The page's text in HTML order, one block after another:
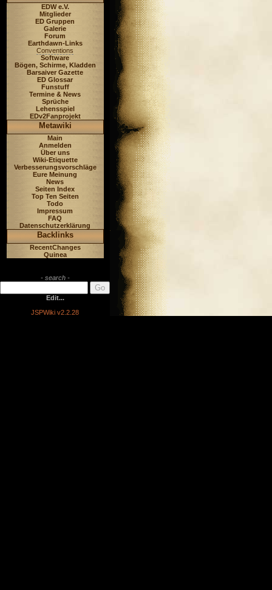
EDW e.V.
Mitglieder
ED Gruppen
Galerie
Forum
Earthdawn-Links
Conventions
Software
Bögen, Schirme, Kladden
Barsaiver Gazette
ED Glossar
Funstuff
Termine & News
Sprüche
Lehensspiel
EDv2Fanprojekt
Metawiki
Main
Anmelden
Über uns
Wiki-Etiquette
Verbesserungsvorschläge
Eure Meinung
News
Seiten Index
Top Ten Seiten
Todo
Impressum
FAQ
Datenschutzerklärung
Backlinks
RecentChanges
Quinea
- search -
Edit...
JSPWiki v2.2.28